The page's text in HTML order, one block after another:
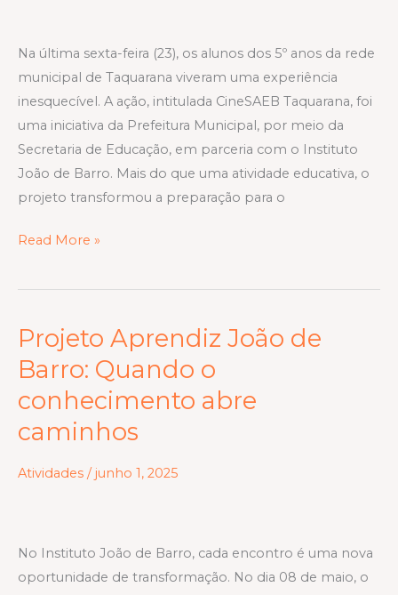
Na última sexta-feira (23), os alunos dos 5º anos da rede
municipal de Taquarana viveram uma experiência
inesquecível. A ação, intitulada CineSAEB Taquarana, foi
uma iniciativa da Prefeitura Municipal, por meio da
Secretaria de Educação, em parceria com o Instituto
João de Barro. Mais do que uma atividade educativa, o
projeto transformou a preparação para o
boas
lembranças
Read More »
Projeto Aprendiz João de
Barro: Quando o
conhecimento abre
caminhos
Atividades / junho 1, 2025
No Instituto João de Barro, cada encontro é uma nova
oportunidade de transformação. No dia 08 de maio, o
Projeto
Aprendiz
João
de
Barro:
o
caminhos